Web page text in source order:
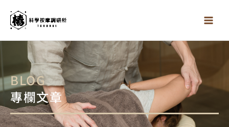
BLOG
專欄文章